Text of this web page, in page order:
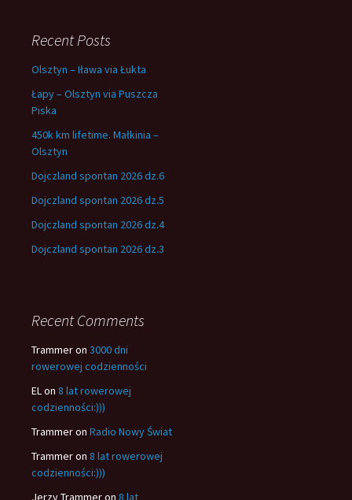
Recent Posts
Olsztyn – Iława via Łukta
Łapy – Olsztyn via Puszcza
Piska
450k km lifetime. Małkinia –
Olsztyn
Dojczland spontan 2026 dz.6
Dojczland spontan 2026 dz.5
Dojczland spontan 2026 dz.4
Dojczland spontan 2026 dz.3
Recent Comments
Trammeron 3000 dni
rowerowej codzienności
ELon 8 lat rowerowej
codzienności:)))
Trammeron Radio Nowy Świat
Trammeron 8 lat rowerowej
codzienności:)))
Jerzy Trammeron 8 lat